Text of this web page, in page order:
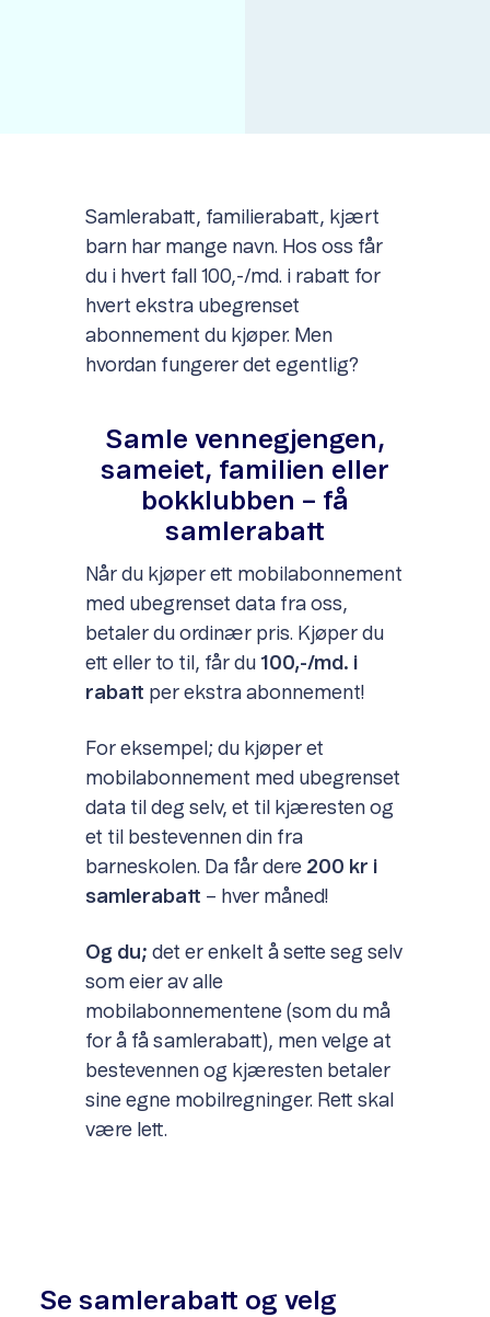
Samlerabatt, familierabatt, kjært
barn har mange navn. Hos oss får
du i hvert fall 100,-/md. i rabatt for
hvert ekstra ubegrenset
abonnement du kjøper. Men
hvordan fungerer det egentlig?
Samle vennegjengen,
sameiet, familien eller
bokklubben – få
samlerabatt
Når du kjøper ett mobilabonnement
med ubegrenset data fra oss,
betaler du ordinær pris. Kjøper du
ett eller to til, får du 100,-/md. i
rabatt per ekstra abonnement!
For eksempel; du kjøper et
mobilabonnement med ubegrenset
data til deg selv, et til kjæresten og
et til bestevennen din fra
barneskolen. Da får dere 200 kr i
samlerabatt – hver måned!
Og du; det er enkelt å sette seg selv
som eier av alle
mobilabonnementene (som du må
for å få samlerabatt), men velge at
bestevennen og kjæresten betaler
sine egne mobilregninger. Rett skal
være lett.
Se samlerabatt og velg